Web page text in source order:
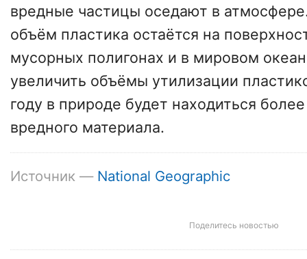
вредные частицы оседают в
объём пластика остаётся на
мусорных полигонах и в мировом
увеличить объёмы утилизации
году в природе будет находиться
вредного материала.
Источник — National Geographic
Поделитесь новостью